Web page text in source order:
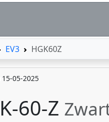
EV3 HGK60Z
05-2025
60-Z